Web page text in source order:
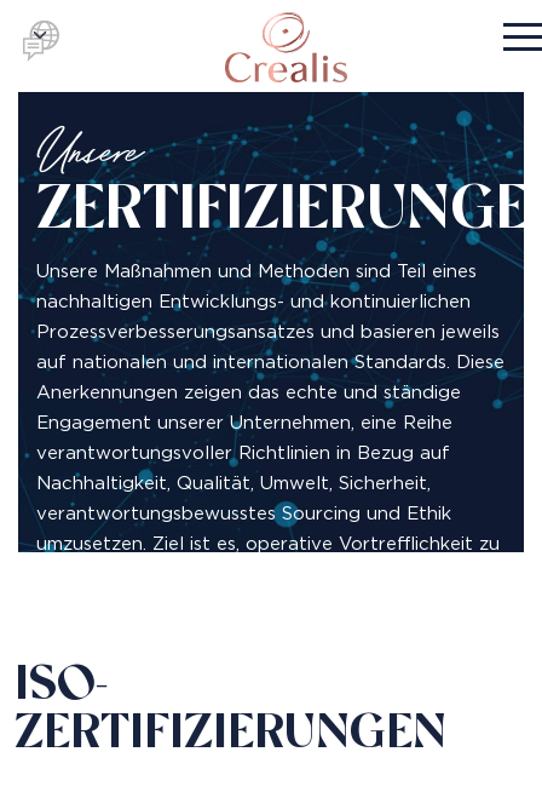
Unsere
Unsere Maßnahmen und Methoden sind Teil eines
nachhaltigen Entwicklungs- und kontinuierlichen
Prozessverbesserungsansatzes und basieren jeweils
auf nationalen und internationalen Standards. Diese
Anerkennungen zeigen das echte und ständige
Engagement unserer Unternehmen, eine Reihe
verantwortungsvoller Richtlinien in Bezug auf
Nachhaltigkeit, Qualität, Umwelt, Sicherheit,
verantwortungsbewusstes Sourcing und Ethik
umzusetzen. Ziel ist es, operative Vortrefflichkeit zu
ISO-
ZERTIFIZIERUNGEN